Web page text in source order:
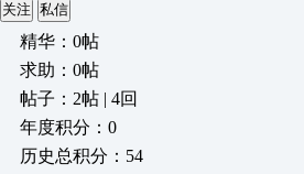
关注 私信
精华：0帖
求助：0帖
帖子：2帖 | 4回
年度积分：0
历史总积分：54